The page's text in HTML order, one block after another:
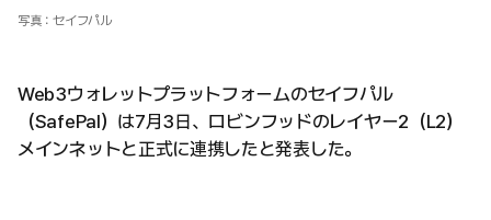
写真：セイフパル
Web3ウォレットプラットフォームのセイフパル
（SafePal）は7月3日、ロビンフッドのレイヤー2（L2）
メインネットと正式に連携したと発表した。